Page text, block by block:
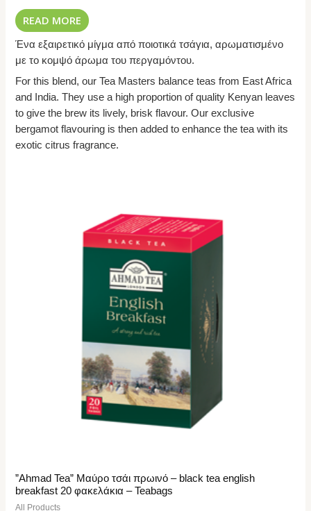
READ MORE
Ένα εξαιρετικό μίγμα από ποιοτικά τσάγια, αρωματισμένο
με το κομψό άρωμα του περγαμόντου.
For this blend, our Tea Masters balance teas from East Africa
and India. They use a high proportion of quality Kenyan leaves
to give the brew its lively, brisk flavour. Our exclusive
bergamot flavouring is then added to enhance the tea with its
exotic citrus fragrance.
”Ahmad Tea” Μαύρο τσάι πρωινό – black tea english
breakfast 20 φακελάκια – Teabags
All Products